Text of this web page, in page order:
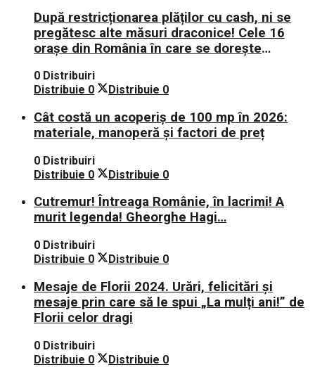
După restricționarea plăților cu cash, ni se
pregătesc alte măsuri draconice! Cele 16
orașe din România în care se dorește
mașini!
0 Distribuiri
Distribuie 0 Distribuie 0
Cât costă un acoperiș de 100 mp în 2026:
materiale, manoperă și factori de preț
0 Distribuiri
Distribuie 0 Distribuie 0
Cutremur! Întreaga Românie, în lacrimi! A
murit legenda! Gheorghe Hagi…
0 Distribuiri
Distribuie 0 Distribuie 0
Mesaje de Florii 2024. Urări, felicitări și
mesaje prin care să le spui „La mulți ani!” de
Florii celor dragi
0 Distribuiri
Distribuie 0 Distribuie 0